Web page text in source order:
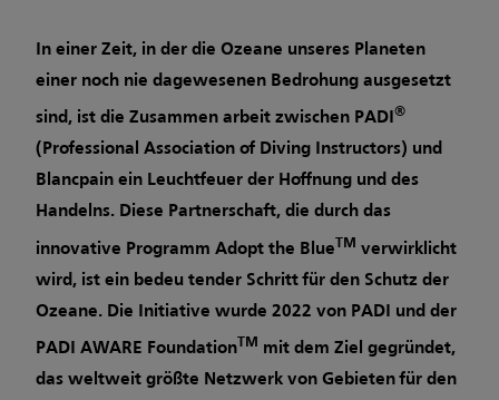
In einer Zeit, in der die Ozeane unseres Planeten
einer noch nie dagewesenen Bedrohung ausgesetzt
sind, ist die Zusammen­ arbeit zwischen PADI®
(Professional Association of Diving Instructors) und
Blancpain ein Leuchtfeuer der Hoffnung und des
Handelns. Diese Partnerschaft, die durch das
innovative Programm Adopt the BlueTM verwirklicht
wird, ist ein bedeu­ tender Schritt für den Schutz der
Ozeane. Die Initiative wurde 2022 von PADI und der
PADI AWARE FoundationTM
mit dem Ziel gegründet,
das weltweit größte Netzwerk von Gebieten für den